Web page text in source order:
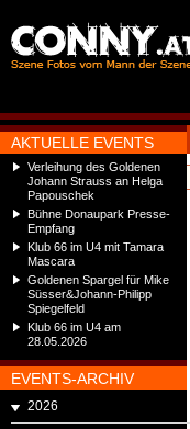
AKTUELLE EVENTS
Verleihung des Goldenen
Johann Strauss an Helga
Papouschek
Bühne Donaupark Presse-
Empfang
Klub 66 im U4 mit Tamara
Mascara
Goldenen Spargel für Mike
Süsser&Johann-Philipp
Spiegelfeld
Klub 66 im U4 am
28.05.2026
EVENTS-ARCHIV
2026